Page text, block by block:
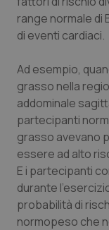
Umbria
Veneto
Oncologia
Psoriasi &
Quotidiano
range normale di
di eventi cardiaci.
Ad esempio,
grasso nella
addominale
partecipanti
grasso avevano
essere ad alto
E i partecipanti
durante
probabilità di
normopeso che